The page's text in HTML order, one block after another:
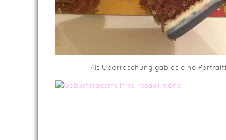
Als Überraschung gab es eine